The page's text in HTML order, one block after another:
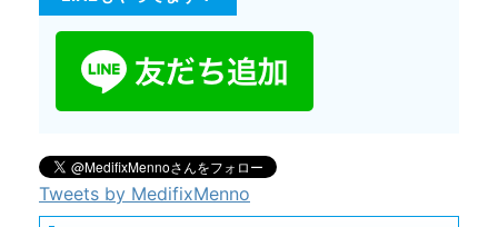
Tweets by MedifixMenno